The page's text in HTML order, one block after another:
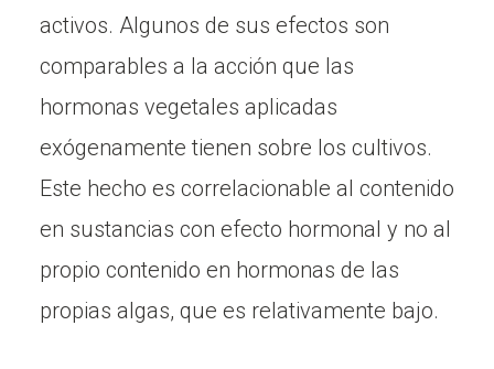
activos. Algunos de sus efectos son
comparables a la acción que las
hormonas vegetales aplicadas
exógenamente tienen sobre los cultivos.
Este hecho es correlacionable al contenido
en sustancias con efecto hormonal y no al
propio contenido en hormonas de las
propias algas, que es relativamente bajo.